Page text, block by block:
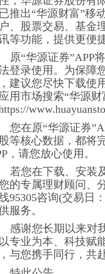
推出“华源财富”移
、股票交易、基金
等功能，提供更便
原“华源证券”APP
登录使用 。 为保障
建议您尽快下载使
用市场搜索“华源财
https://
您在原“华源证券
等核心数据，都将
，请您放心使用。
若您在下载、安装
的专属理财顾问、
95305咨询(交易日
服务。
感谢您长期以来对
专业为本、科技赋
与您携手同行，共